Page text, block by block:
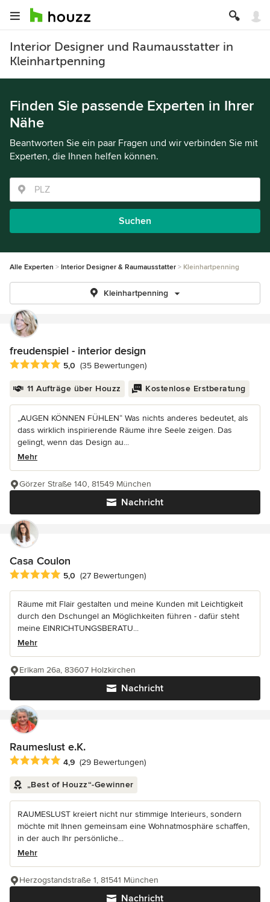
Interior Designer und Raumausstatter in
Kleinhartpenning
Finden Sie passende Experten in Ihrer
Nähe
Beantworten Sie ein paar Fragen und wir verbinden Sie mit
Experten, die Ihnen helfen können.
Suchen
Alle Experten Interior Designer & Raumausstatter Kleinhartpenning
Kleinhartpenning
freudenspiel - interior design
Durchschnittliche Bewertung: 5 von 5 Sternen
5,0 (35 Bewertungen)
11 Aufträge über Houzz Kostenlose Erstberatung
„AUGEN KÖNNEN FÜHLEN“ Was nichts anderes bedeutet, als
dass wirklich inspirierende Räume ihre Seele zeigen. Das
gelingt, wenn das Design au...
Mehr
Nachricht
Görzer Straße 140, 81549 München
Casa Coulon
Durchschnittliche Bewertung: 5 von 5 Sternen
5,0 (27 Bewertungen)
Räume mit Flair gestalten und meine Kunden mit Leichtigkeit
durch den Dschungel an Möglichkeiten führen - dafür steht
meine EINRICHTUNGSBERATU...
Mehr
Nachricht
Erlkam 26a, 83607 Holzkirchen
Raumeslust e.K.
Durchschnittliche Bewertung: 4.9 von 5 Sternen
4,9 (29 Bewertungen)
„Best of Houzz“-Gewinner
RAUMESLUST kreiert nicht nur stimmige Interieurs, sondern
möchte mit Ihnen gemeinsam eine Wohnatmosphäre schaffen,
in der auch Ihr persönliche...
Mehr
Nachricht
Herzogstandstraße 1, 81541 München